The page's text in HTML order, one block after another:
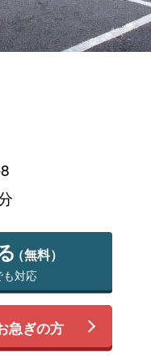
（無料）
対応
急ぎの方